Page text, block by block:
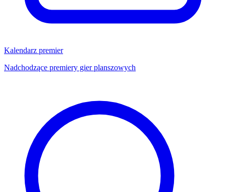
Kalendarz premier
Nadchodzące premiery gier planszowych